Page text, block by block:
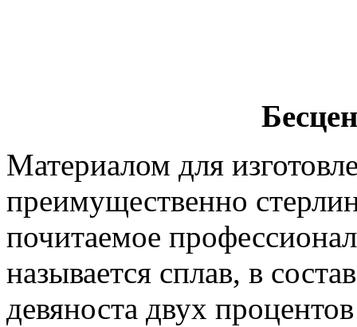
Материалом для
преимущественно
почитаемое
называется сплав, в
девяноста двух